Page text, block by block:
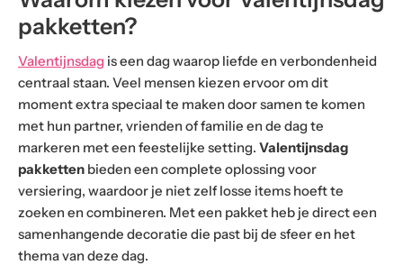
pakketten?
Valentijnsdag is een dag waarop liefde en verbondenheid
centraal staan. Veel mensen kiezen ervoor om dit
moment extra speciaal te maken door samen te komen
met hun partner, vrienden of familie en de dag te
markeren met een feestelijke setting. Valentijnsdag
pakketten bieden een complete oplossing voor
versiering, waardoor je niet zelf losse items hoeft te
zoeken en combineren. Met een pakket heb je direct een
samenhangende decoratie die past bij de sfeer en het
thema van deze dag.